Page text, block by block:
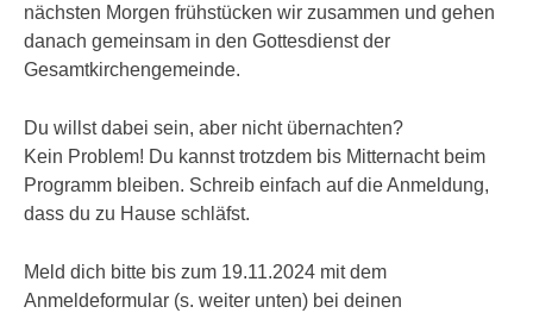
nächsten Morgen frühstücken wir zusammen und gehen
danach gemeinsam in den Gottesdienst der
Gesamtkirchengemeinde.
Du willst dabei sein, aber nicht übernachten?
Kein Problem! Du kannst trotzdem bis Mitternacht beim
Programm bleiben. Schreib einfach auf die Anmeldung,
dass du zu Hause schläfst.
Meld dich bitte bis zum 19.11.2024 mit dem
Anmeldeformular (s. weiter unten) bei deinen